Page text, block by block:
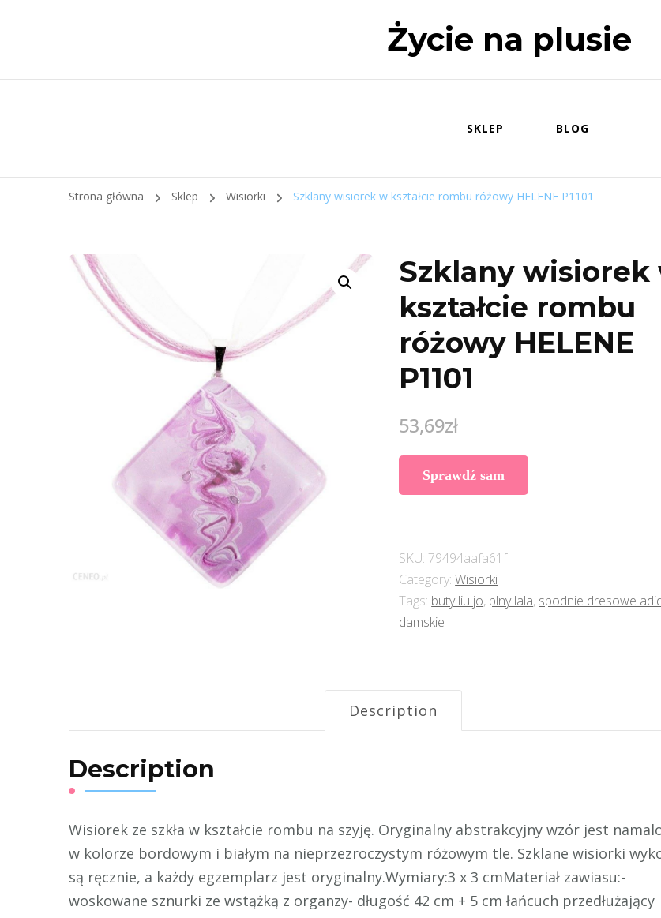
Życie na plusie
SKLEP BLOG
Strona główna Sklep Wisiorki Szklany wisiorek w kształcie rombu różowy HELENE P1101
Szklany wisiorek
kształcie rombu
różowy HELENE
P1101
53,69zł
Sprawdź sam
SKU: 79494aafa61f
Category:Wisiorki
Tags: buty liu jo, plny lala, spodnie dresowe
damskie
Description
Description
Wisiorek ze szkła w kształcie rombu na szyję. Oryginalny abstrakcyjny wzór jest
w kolorze bordowym i białym na nieprzezroczystym różowym tle. Szklane wisiorki
są ręcznie, a każdy egzemplarz jest oryginalny.Wymiary:3 x 3 cmMateriał zawiasu:-
woskowane sznurki ze wstążką z organzy- długość 42 cm + 5 cm łańcuch przedłużający